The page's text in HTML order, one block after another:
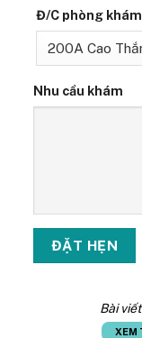
Đ/C phòng khám
Nhu cầu khám
Bài
XEM